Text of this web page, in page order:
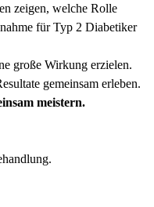
zeigen, welche Rolle
für Typ 2 Diabetiker
große Wirkung erzielen.
gemeinsam erleben.
meistern.